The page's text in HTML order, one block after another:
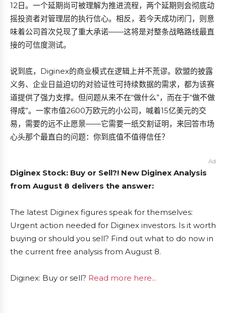
12日。一个延期尚可被理解为推进流程，两个延期则会彻底动
摇投资者对管理层的执行信心。相反，若今天成功闭门，则意
味着公司首次兑现了重大承诺——这将是对整条战略路线最直
接的可信度测试。
说到底，Diginex的商业模式在逻辑上并不荒谬。欧盟的披露
义务、企业日益迫切的对验证性可持续数据的需求，都为该赛
道提供了强力支撑。但问题从来不在“做什么”，而在于“做不做
得成”。一家市值2600万欧元的小公司，喊着15亿美元的交
易，需要的远不止愿景——它需要一纸交割证明，来回答市场
心头那个最直白的问题：你到底值不值得信任？
Ad
Diginex Stock: Buy or Sell?! New Diginex Analysis
from August 8 delivers the answer:
The latest Diginex figures speak for themselves:
Urgent action needed for Diginex investors. Is it worth
buying or should you sell? Find out what to do now in
the current free analysis from August 8.
Diginex: Buy or sell? Read more here...